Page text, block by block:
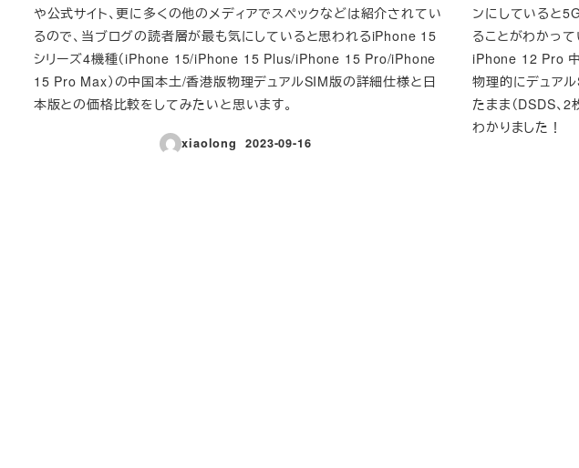
や公式サイト、更に多くの他のメディアでスペックなどは紹介されてい
るので、当ブログの読者層が最も気にしていると思われるiPhone 15
シリーズ4機種（iPhone 15/iPhone 15 Plus/iPhone 15 Pro/iPhone
15 Pro Max）の中国本土/香港版物理デュアルSIM版の詳細仕様と日
本版との価格比較をしてみたいと思います。
xiaolong
投稿日
2023-09-16
ンにしていると
ることがわかっ
iPhone 12 Pro 中
物理的にデュア
たまま（DSDS、
わかりました！